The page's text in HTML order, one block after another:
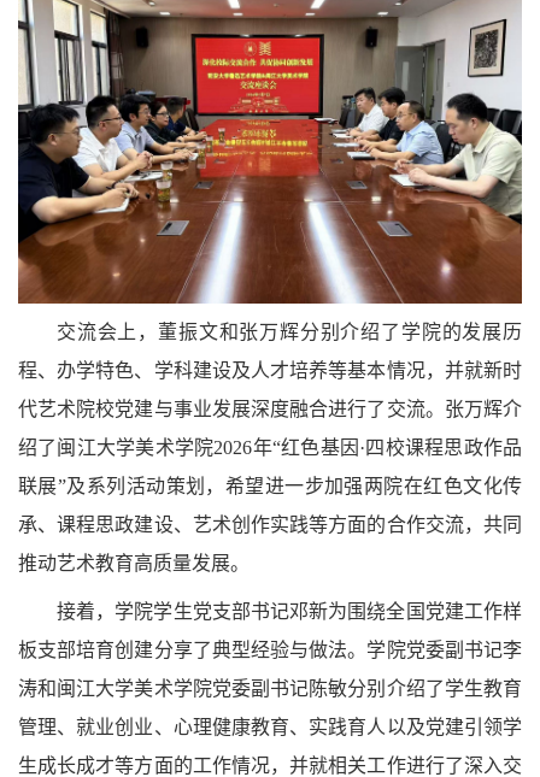
交流会上，董振文和张万辉分别介绍了学院的发展历
程、办学特色、学科建设及人才培养等基本情况，并就新时
代艺术院校党建与事业发展深度融合进行了交流。张万辉介
绍了闽江大学美术学院2026年“红色基因·四校课程思政作品
联展”及系列活动策划，希望进一步加强两院在红色文化传
承、课程思政建设、艺术创作实践等方面的合作交流，共同
推动艺术教育高质量发展。
接着，学院学生党支部书记邓新为围绕全国党建工作样
板支部培育创建分享了典型经验与做法。学院党委副书记李
涛和闽江大学美术学院党委副书记陈敏分别介绍了学生教育
管理、就业创业、心理健康教育、实践育人以及党建引领学
生成长成才等方面的工作情况，并就相关工作进行了深入交